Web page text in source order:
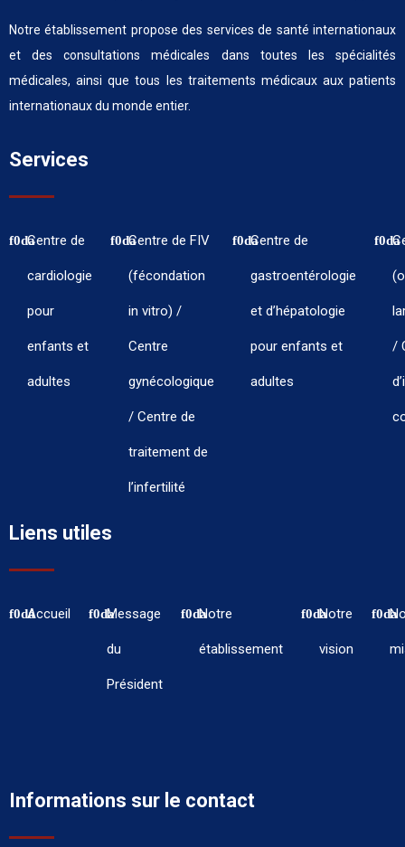
Notre établissement propose des services de santé internationaux
et des consultations médicales dans toutes les spécialités
médicales, ainsi que tous les traitements médicaux aux patients
internationaux du monde entier.
Services
Centre de
cardiologie
pour
enfants et
adultes
Centre de FIV
(fécondation
in vitro) /
Centre
gynécologique
/ Centre de
traitement de
l’infertilité
Centre de
gastroentérologie
et d’hépatologie
pour enfants et
adultes
/
Liens utiles
Accueil Message
du
Président
Notre
établissement
Notre
vision
Informations sur le contact